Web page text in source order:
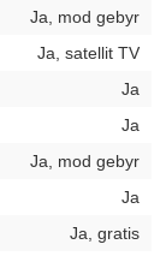
Ja, mod gebyr
Ja, satellit TV
Ja
Ja
Ja, mod gebyr
Ja
Ja, gratis